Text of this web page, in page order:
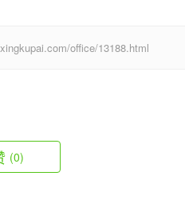
office/13188.html
(0)